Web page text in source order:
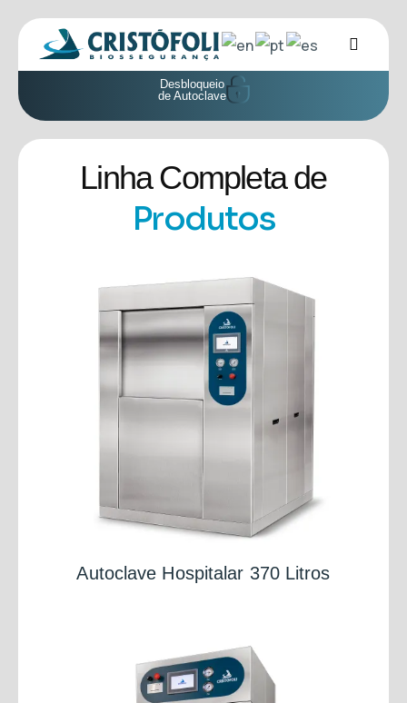
Desbloqueio
de Autoclave
Linha Completa de
Produtos
Autoclave Hospitalar 370 Litros